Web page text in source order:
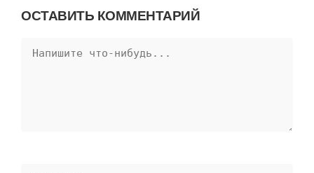
ОСТАВИТЬ КОММЕНТАРИЙ